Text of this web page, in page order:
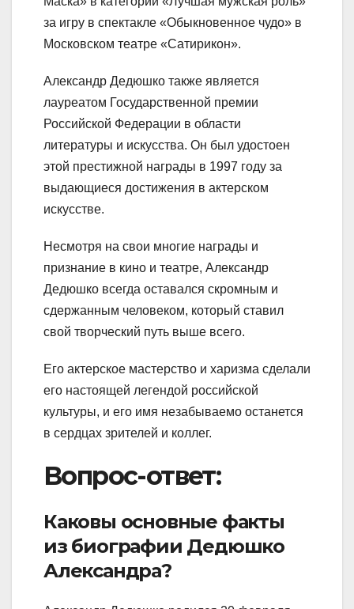
за игру в спектакле «Обыкновенное чудо» в
Московском театре «Сатирикон».
Александр Дедюшко также является
лауреатом Государственной премии
Российской Федерации в области
литературы и искусства. Он был удостоен
этой престижной награды в 1997 году за
выдающиеся достижения в актерском
искусстве.
Несмотря на свои многие награды и
признание в кино и театре, Александр
Дедюшко всегда оставался скромным и
сдержанным человеком, который ставил
свой творческий путь выше всего.
Его актерское мастерство и харизма сделали
его настоящей легендой российской
культуры, и его имя незабываемо останется
в сердцах зрителей и коллег.
Вопрос-ответ:
Каковы основные факты
из биографии Дедюшко
Александра?